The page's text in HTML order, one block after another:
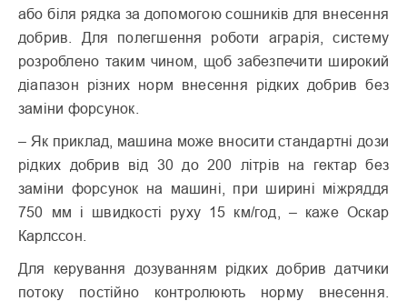
або біля рядка за допомогою сошників для внесення
добрив. Для полегшення роботи аграрія, систему
розроблено таким чином, щоб забезпечити широкий
діапазон різних норм внесення рідких добрив без
заміни форсунок.
– Як приклад, машина може вносити стандартні дози
рідких добрив від 30 до 200 літрів на гектар без
заміни форсунок на машині, при ширині міжряддя
750 мм і швидкості руху 15 км/год, – каже Оскар
Карлссон.
Для керування дозуванням рідких добрив датчики
потоку постійно контролюють норму внесення.